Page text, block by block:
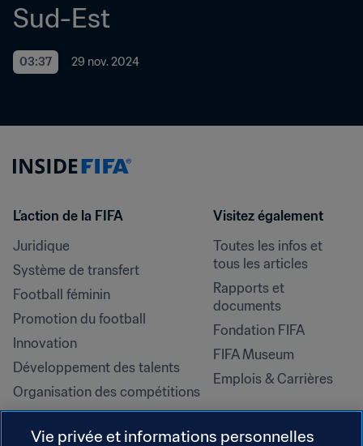
Sud-Est
03:37 29 nov. 2024
L’action de la FIFA
Juridique
Système de transfert
Football féminin
Promotion du football
Innovation
Développement des talents
Organisation des compétitions
Développement durable
Droits de l'homme et lutte contre
Visitez également
Toutes les infos et
tous les articles
Rapports et
documents
Fondation FIFA
FIFA Museum
Emplois & Carrières
Vie privée et informations personnelles